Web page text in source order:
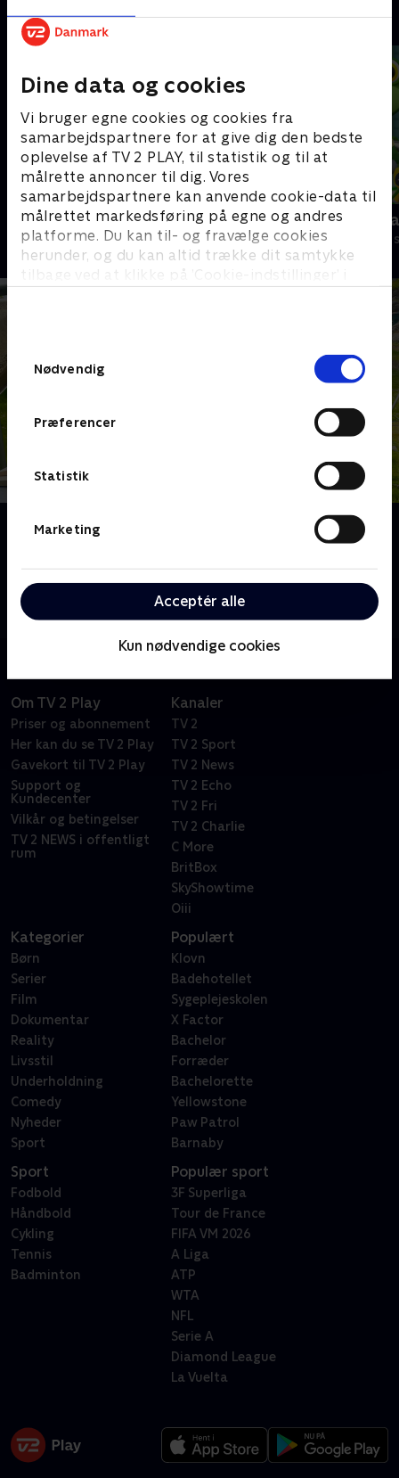
Dine data og cookies
Vi bruger egne cookies og cookies fra
samarbejdspartnere for at give dig den bedste
oplevelse af TV 2 PLAY, til statistik og til at
målrette annoncer til dig. Vores
samarbejdspartnere kan anvende cookie-data til
målrettet markedsføring på egne og andres
platforme. Du kan til- og fravælge cookies
herunder, og du kan altid trække dit samtykke
tilbage ved at klikke på ’Cookie-indstillinger’ i
Nødvendig
Præferencer
Statistik
Marketing
Acceptér alle
Kun nødvendige cookies
Andre så også
Kæmpemaskiner - Slikfabrikken
Børneserier • 1 sæsoner
Geckos
Børneserier • 2
Om Kæmpemaskiner
maskinerne på arbejde. Her får han at se hvordan de
fungerer, og hvor store kræfter de har.
Om TV 2 Play
Priser og abonnement
Her kan du se TV 2 Play
Gavekort til TV 2 Play
Support og
Kundecenter
Vilkår og betingelser
TV 2 NEWS i offentligt
rum
Kanaler
TV 2
TV 2 Sport
TV 2 News
TV 2 Echo
TV 2 Fri
TV 2 Charlie
C More
BritBox
SkyShowtime
Oiii
Kategorier
Børn
Serier
Film
Dokumentar
Reality
Livsstil
Underholdning
Comedy
Nyheder
Sport
Populært
Klovn
Badehotellet
Sygeplejeskolen
X Factor
Bachelor
Forræder
Bachelorette
Yellowstone
Paw Patrol
Barnaby
Sport
Fodbold
Håndbold
Cykling
Tennis
Badminton
Populær sport
3F Superliga
Tour de France
FIFA VM 2026
A Liga
ATP
WTA
NFL
Serie A
Diamond League
La Vuelta